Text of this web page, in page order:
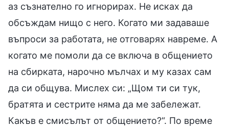
аз съзнателно го игнорирах. Не исках да
обсъждам нищо с него. Когато ми задаваше
въпроси за работата, не отговарях навреме. А
когато ме помоли да се включа в общението
на сбирката, нарочно мълчах и му казах сам
да си общува. Мислех си: „Щом ти си тук,
братята и сестрите няма да ме забележат.
Какъв е смисълът от общението?“. По време